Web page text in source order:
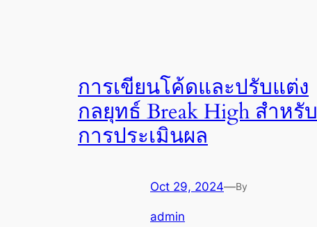
การเขียนโค้ดและปรับแต่ง
กลยุทธ์ Break High สำหรับ
การประเมินผล
Oct 29, 2024—By
admin